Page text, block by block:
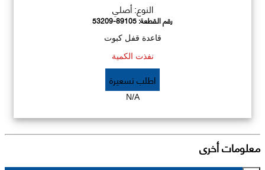
النوع: أصلي
رقم القطعة:53209-89105
قاعدة قفل كبوت
نفذت الكمية
اطلب تسعيرة
N/A
معلومات أخرى